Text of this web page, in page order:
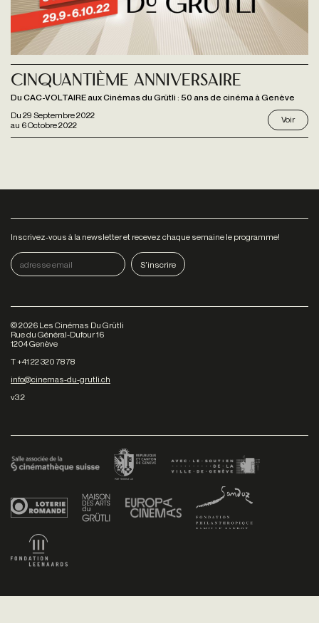
Du 29 Septembre 2022
au 6 Octobre 2022
Cinquantième anniversaire
Du CAC-VOLTAIRE aux Cinémas du Grütli : 50 ans de cinéma à Genève
Voir
Inscrivez-vous à la newsletter et recevez chaque semaine le programme!
©2026 Les Cinémas Du Grütli
Rue du Général-Dufour 16
1204 Genève
T +41 22 320 78 78
info@cinemas-du-grutli.ch
v3.2